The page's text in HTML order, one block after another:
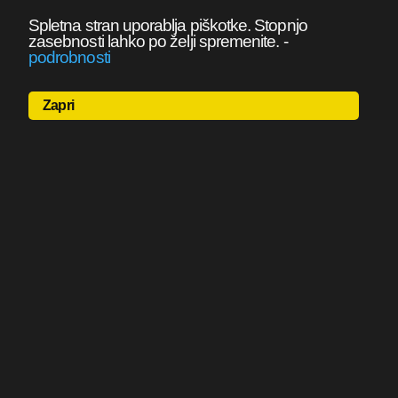
Spletna stran uporablja piškotke. Stopnjo
zasebnosti lahko po želji spremenite. -
podrobnosti
Zapri